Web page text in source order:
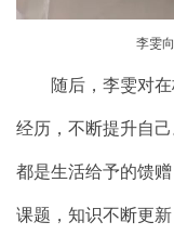
李雯
随后，李雯对
经历，不断提升自
都是生活给予的馈
课题，知识不断更